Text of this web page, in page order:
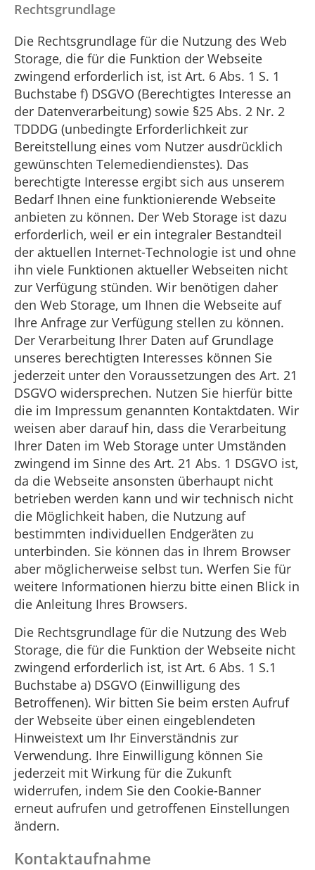
Rechtsgrundlage
Die Rechtsgrundlage für die Nutzung des Web
Storage, die für die Funktion der Webseite
zwingend erforderlich ist, ist Art. 6 Abs. 1 S. 1
Buchstabe f) DSGVO (Berechtigtes Interesse an
der Datenverarbeitung) sowie §25 Abs. 2 Nr. 2
TDDDG (unbedingte Erforderlichkeit zur
Bereitstellung eines vom Nutzer ausdrücklich
gewünschten Telemediendienstes). Das
berechtigte Interesse ergibt sich aus unserem
Bedarf Ihnen eine funktionierende Webseite
anbieten zu können. Der Web Storage ist dazu
erforderlich, weil er ein integraler Bestandteil
der aktuellen Internet-Technologie ist und ohne
ihn viele Funktionen aktueller Webseiten nicht
zur Verfügung stünden. Wir benötigen daher
den Web Storage, um Ihnen die Webseite auf
Ihre Anfrage zur Verfügung stellen zu können.
Der Verarbeitung Ihrer Daten auf Grundlage
unseres berechtigten Interesses können Sie
jederzeit unter den Voraussetzungen des Art. 21
DSGVO widersprechen. Nutzen Sie hierfür bitte
die im Impressum genannten Kontaktdaten. Wir
weisen aber darauf hin, dass die Verarbeitung
Ihrer Daten im Web Storage unter Umständen
zwingend im Sinne des Art. 21 Abs. 1 DSGVO ist,
da die Webseite ansonsten überhaupt nicht
betrieben werden kann und wir technisch nicht
die Möglichkeit haben, die Nutzung auf
bestimmten individuellen Endgeräten zu
unterbinden. Sie können das in Ihrem Browser
aber möglicherweise selbst tun. Werfen Sie für
weitere Informationen hierzu bitte einen Blick in
die Anleitung Ihres Browsers.
Die Rechtsgrundlage für die Nutzung des Web
Storage, die für die Funktion der Webseite nicht
zwingend erforderlich ist, ist Art. 6 Abs. 1 S.1
Buchstabe a) DSGVO (Einwilligung des
Betroffenen). Wir bitten Sie beim ersten Aufruf
der Webseite über einen eingeblendeten
Hinweistext um Ihr Einverständnis zur
Verwendung. Ihre Einwilligung können Sie
jederzeit mit Wirkung für die Zukunft
widerrufen, indem Sie den Cookie-Banner
erneut aufrufen und getroffenen Einstellungen
ändern.
Kontaktaufnahme